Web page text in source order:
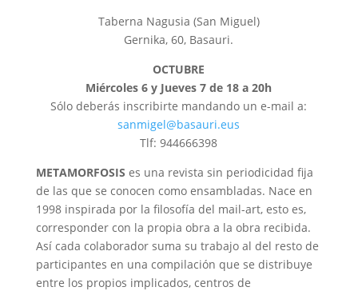
Taberna Nagusia (San Miguel)
Gernika, 60, Basauri.
OCTUBRE
Miércoles 6 y Jueves 7 de 18 a 20h
Sólo deberás inscribirte mandando un e-mail a:
sanmigel@basauri.eus
Tlf: 944666398
METAMORFOSIS es una revista sin periodicidad fija
de las que se conocen como ensambladas. Nace en
1998 inspirada por la filosofía del mail-art, esto es,
corresponder con la propia obra a la obra recibida.
Así cada colaborador suma su trabajo al del resto de
participantes en una compilación que se distribuye
entre los propios implicados, centros de